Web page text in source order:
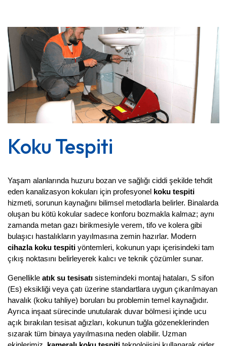
Koku Tespiti
Yaşam alanlarında huzuru bozan ve sağlığı ciddi şekilde tehdit
eden kanalizasyon kokuları için profesyonel
koku tespiti
hizmeti, sorunun kaynağını bilimsel metodlarla belirler. Binalarda
oluşan bu kötü kokular sadece konforu bozmakla kalmaz; aynı
zamanda metan gazı birikmesiyle verem, tifo ve kolera gibi
cihazla koku tespiti yöntemleri, kokunun yapı içerisindeki tam
çıkış noktasını belirleyerek kalıcı ve teknik çözümler sunar.
Genellikle atık su tesisatı sistemindeki montaj hataları, S sifon
(Es) eksikliği veya çatı üzerine standartlara uygun çıkarılmayan
havalık (koku tahliye) boruları bu problemin temel kaynağıdır.
Ayrıca inşaat sürecinde unutularak duvar bölmesi içinde ucu
açık bırakılan tesisat ağızları, kokunun tuğla gözeneklerinden
sızarak tüm binaya yayılmasına neden olabilir. Uzman